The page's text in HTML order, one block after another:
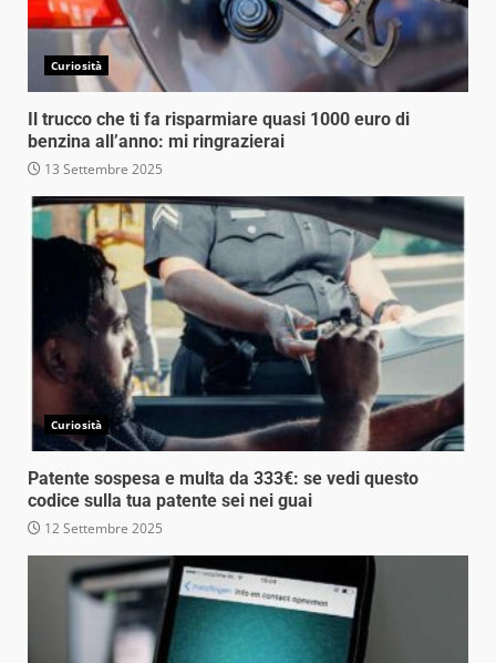
Curiosità
Il trucco che ti fa risparmiare quasi 1000 euro di
benzina all’anno: mi ringrazierai
13 Settembre 2025
Curiosità
Patente sospesa e multa da 333€: se vedi questo
codice sulla tua patente sei nei guai
12 Settembre 2025